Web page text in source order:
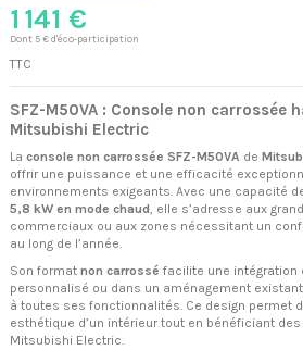
1 141 €
Dont 5 € d'éco-participation
TTC
SFZ-M50VA : Console non carrossée
Mitsubishi Electric
La console non carrossée SFZ-M50VA de
offrir une puissance et une efficacité
environnements exigeants. Avec une capacité
5,8 kW en mode chaud , elle s’adresse aux
commerciaux ou aux zones nécessitant un
au long de l’année.
Son format non carrossé facilite une intégration
personnalisé ou dans un aménagement
à toutes ses fonctionnalités. Ce design permet
esthétique d’un intérieur tout en bénéficiant
Mitsubishi Electric.